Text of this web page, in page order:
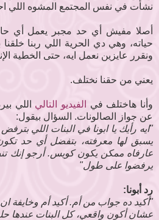
نشأت في نفس المجتمع المشوه اللي
أصلا مفيش أي حد مجبر يعمل أي
حياته، وهي دي الحرية اللي ربنا خلقنا
ونقرر عايزين نعمل ايه، حتى الخطية
يعني من حقنا نختلف.
وأنا هاختلف في الفيديو التالي اللي
عن جواز الصالونات. السؤال بيقول:
"ايه رأيك يا ابونا في البنات اللي
يسبق لها معرفته، بتفضل أي حد
عارفاه ممكن يكون كويس. أرجو إنك
يرفضوا على طول"
رد أبونا:
"أكيد ده جواب من أم. أكيد أم وخايفة
عشان أكون واقعي، كل البنات عندها